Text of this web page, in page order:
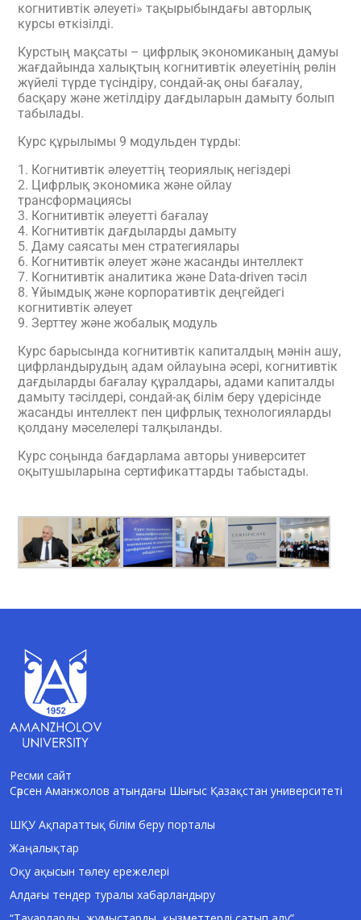
когнитивтік әлеуеті» тақырыбындағы авторлық
курсы өткізілді.
Курстың мақсаты – цифрлық экономиканың дамуы
жағдайында халықтың когнитивтік әлеуетінің рөлін
жүйелі түрде түсіндіру, сондай-ақ оны бағалау,
басқару және жетілдіру дағдыларын дамыту болып
табылады.
Курс құрылымы 9 модульден тұрды:
1. Когнитивтік әлеуеттің теориялық негіздері
2. Цифрлық экономика және ойлау
трансформациясы
3. Когнитивтік әлеуетті бағалау
4. Когнитивтік дағдыларды дамыту
5. Даму саясаты мен стратегиялары
6. Когнитивтік әлеует және жасанды интеллект
7. Когнитивтік аналитика және Data-driven тәсіл
8. Ұйымдық және корпоративтік деңгейдегі
когнитивтік әлеует
9. Зерттеу және жобалық модуль
Курс барысында когнитивтік капиталдың мәнін ашу,
цифрландырудың адам ойлауына әсері, когнитивтік
дағдыларды бағалау құралдары, адами капиталды
дамыту тәсілдері, сондай-ақ білім беру үдерісінде
жасанды интеллект пен цифрлық технологияларды
қолдану мәселелері талқыланды.
Курс соңында бағдарлама авторы университет
оқытушыларына сертификаттарды табыстады.
Ресми сайт
Сәрсен Аманжолов атындағы Шығыс Қазақстан университеті
ШҚУ Ақпараттық білім беру порталы
Жаңалықтар
Оқу ақысын төлеу ережелері
Алдағы тендер туралы хабарландыру
AI-Talapker
Сәлем! Мен AI-Talapker — Сәрсен
Аманжолов атындағы Шығыс Қазақстан
университеті (ШҚУ) көмекшісімін.
Бакалавриат, магистратура, докторантура